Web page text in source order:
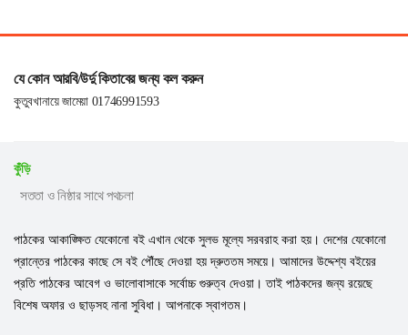
যে কোন আরবি/উর্দু কিতাবের জন্য কল করুন
কুতুবখানায়ে জামেয়া 01746991593
কুঁড়ি
সততা ও নিষ্ঠার সাথে পথচলা
পাঠকের আকাঙ্ক্ষিত যেকোনো বই এখান থেকে সুলভ মূল্যে সরবরাহ করা হয়। দেশের যেকোনো
প্রান্তের পাঠকের কাছে সে বই পৌঁছে দেওয়া হয় দ্রুততম সময়ে। আমাদের উদ্দেশ্য বইয়ের
প্রতি পাঠকের আবেগ ও ভালোবাসাকে সর্বোচ্চ গুরুত্ব দেওয়া। তাই পাঠকদের জন্য রয়েছে
বিশেষ অফার ও ছাড়সহ নানা সুবিধা। আপনাকে স্বাগতম।